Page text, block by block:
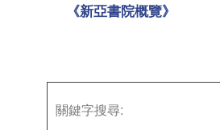
《新亞書院概覽》